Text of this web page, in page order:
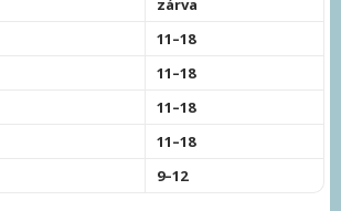
zárva
11–18
11–18
11–18
11–18
9–12